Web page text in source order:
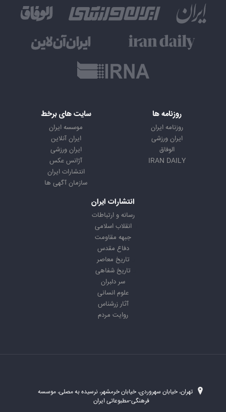
روزنامه ها
روزنامه ایران
ایران ورزشی
الوفاق
IRAN DAILY
سایت های برخط
موسسه ایران
ایران آنلاین
ایران ورزشی
آژانس عکس
انتشارات ایران
سازمان آگهی ها
انتشارات ایران
رسانه و ارتباطات
انقلاب اسلامی
جبهه مقاومت
دفاع مقدس
تاریخ معاصر
تاریخ شفاهی
سر دلبران
علوم انسانی
آثار زرشناس
روایت مردم
تهران، خیابان سهروردی، خیابان خرمشهر، نرسیده به مصلی، موسسه
فرهنگی-مطبوعاتی ایران